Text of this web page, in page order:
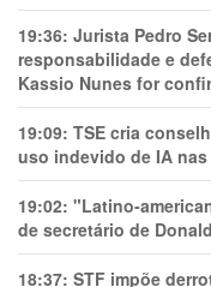
19:36: Jurista Pedro
responsabilidade e
Kassio Nunes for
19:09: TSE cria
uso indevido de IA
19:02: "Latino-
de secretário de
18:37: STF impõe